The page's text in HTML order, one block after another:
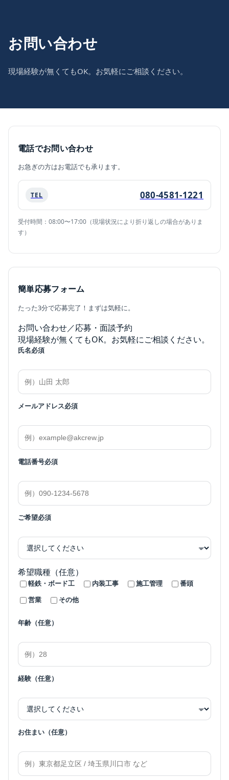
お問い合わせ
現場経験が無くてもOK。お気軽にご相談ください。
電話でお問い合わせ
お急ぎの方はお電話でも承ります。
TEL 080-4581-1221
受付時間：08:00〜17:00（現場状況により折り返しの場合がありま
す）
簡単応募フォーム
たった3分で応募完了！まずは気軽に。
お問い合わせ／応募・面談予約
現場経験が無くてもOK。お気軽にご相談ください。
氏名必須
メールアドレス必須
電話番号必須
ご希望必須
希望職種（任意）
軽鉄・ボード工 内装工事 施工管理
番頭
営業
その他
年齢（任意）
経験（任意）
お住まい（任意）